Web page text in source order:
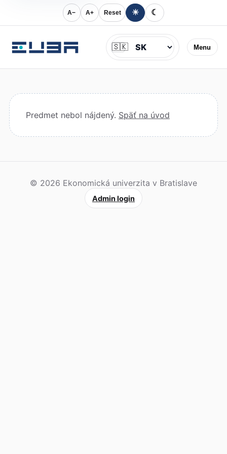
A− A+ Reset ☀ ☾
Menu
Jazyk
🇸🇰
Predmet nebol nájdený. Späť na úvod
© 2026 Ekonomická univerzita v Bratislave
Admin login